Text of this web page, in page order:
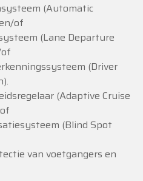
(Automatic
of
(Lane Departure
(Driver
(Adaptive Cruise
(Blind Spot
van voetgangers en